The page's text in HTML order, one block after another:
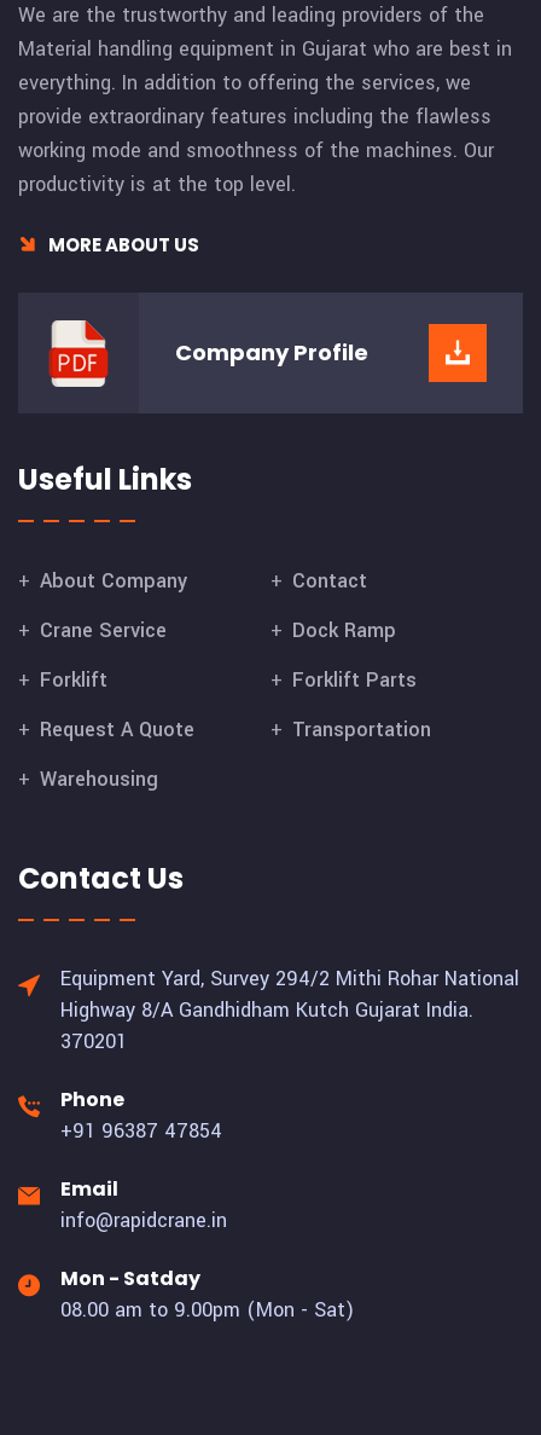
We are the trustworthy and leading providers of the
Material handling equipment in Gujarat who are best in
everything. In addition to offering the services, we
provide extraordinary features including the flawless
working mode and smoothness of the machines. Our
productivity is at the top level.
MORE ABOUT US
CompanyProfile
Useful Links
About Company
Contact
Crane Service
Dock Ramp
Forklift
Forklift Parts
Request A Quote
Transportation
Warehousing
Contact Us
Equipment Yard, Survey 294/2 Mithi Rohar National
Highway 8/A Gandhidham Kutch Gujarat India.
370201
Phone
+91 96387 47854
Email
info@rapidcrane.in
Mon - Satday
08.00 am to 9.00pm (Mon - Sat)